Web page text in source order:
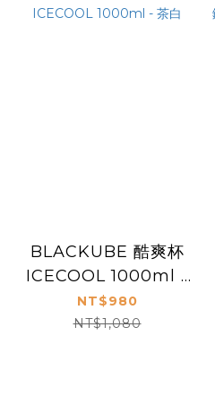
BLACKUBE 酷爽杯
ICECOOL 1000ml -
茶白
NT$980
NT$1,080